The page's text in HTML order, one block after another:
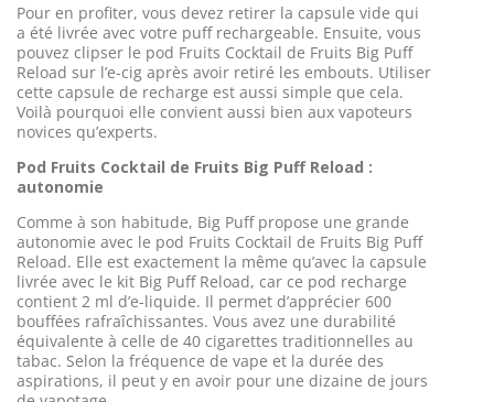
Pour en profiter, vous devez retirer la capsule vide qui
a été livrée avec votre puff rechargeable. Ensuite, vous
pouvez clipser le pod Fruits Cocktail de Fruits Big Puff
Reload sur l’e-cig après avoir retiré les embouts. Utiliser
cette capsule de recharge est aussi simple que cela.
Voilà pourquoi elle convient aussi bien aux vapoteurs
novices qu’experts.
Pod Fruits Cocktail de Fruits Big Puff Reload :
autonomie
Comme à son habitude, Big Puff propose une grande
autonomie avec le pod Fruits Cocktail de Fruits Big Puff
Reload. Elle est exactement la même qu’avec la capsule
livrée avec le kit Big Puff Reload, car ce pod recharge
contient 2 ml d’e-liquide. Il permet d’apprécier 600
bouffées rafraîchissantes. Vous avez une durabilité
équivalente à celle de 40 cigarettes traditionnelles au
tabac. Selon la fréquence de vape et la durée des
aspirations, il peut y en avoir pour une dizaine de jours